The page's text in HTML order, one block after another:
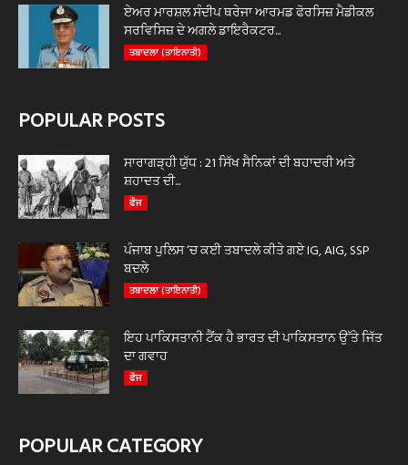
ਏਅਰ ਮਾਰਸ਼ਲ ਸੰਦੀਪ ਥਰੇਜਾ ਆਰਮਡ ਫੋਰਸਿਜ਼ ਮੈਡੀਕਲ
ਸਰਵਿਸਿਜ਼ ਦੇ ਅਗਲੇ ਡਾਇਰੈਕਟਰ...
ਤਬਾਦਲਾ (ਤਾਇਨਾਤੀ)
POPULAR POSTS
ਸਾਰਾਗੜ੍ਹੀ ਯੁੱਧ : 21 ਸਿੱਖ ਸੈਨਿਕਾਂ ਦੀ ਬਹਾਦਰੀ ਅਤੇ
ਸ਼ਹਾਦਤ ਦੀ...
ਫੌਜ
ਪੰਜਾਬ ਪੁਲਿਸ ‘ਚ ਕਈ ਤਬਾਦਲੇ ਕੀਤੇ ਗਏ IG, AIG, SSP
ਬਦਲੇ
ਤਬਾਦਲਾ (ਤਾਇਨਾਤੀ)
ਇਹ ਪਾਕਿਸਤਾਨੀ ਟੈਂਕ ਹੈ ਭਾਰਤ ਦੀ ਪਾਕਿਸਤਾਨ ਉੱਤੇ ਜਿੱਤ
ਦਾ ਗਵਾਹ
ਫੌਜ
POPULAR CATEGORY